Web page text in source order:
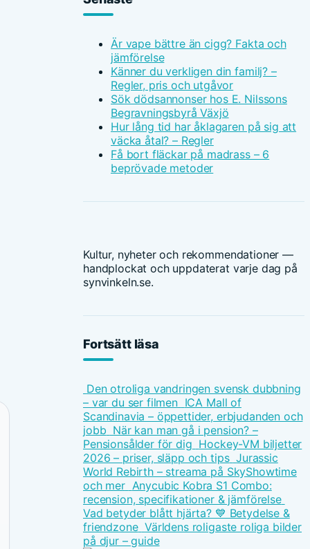
Är vape bättre än cigg? Fakta och
jämförelse
Känner du verkligen din familj? –
Regler, pris och utgåvor
Sök dödsannonser hos E. Nilssons
Begravningsbyrå Växjö
Hur lång tid har åklagaren på sig att
väcka åtal? – Regler
Få bort fläckar på madrass – 6
beprövade metoder
Kultur, nyheter och rekommendationer —
handplockat och uppdaterat varje dag på
synvinkeln.se.
Fortsätt läsa
Den otroliga vandringen svensk dubbning
– var du ser filmen ICA Mall of
Scandinavia – öppettider, erbjudanden och
jobb När kan man gå i pension? –
Pensionsålder för dig Hockey-VM biljetter
2026 – priser, släpp och tips Jurassic
World Rebirth – streama på SkyShowtime
och mer Anycubic Kobra S1 Combo:
recension, specifikationer & jämförelse
Vad betyder blått hjärta? 💙 Betydelse &
friendzone Världens roligaste roliga bilder
på djur – guide